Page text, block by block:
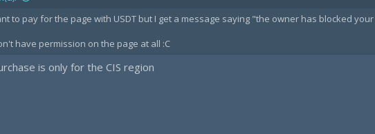
to pay for the page with USDT but I get a message saying "the owner has blocked
have permission on the page at all :C
is only for the CIS region